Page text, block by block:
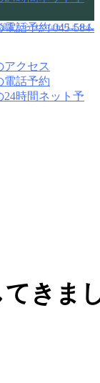
045-584-
定からはつながりません
きま